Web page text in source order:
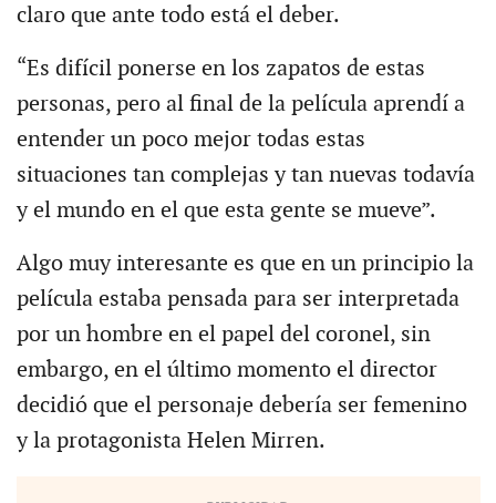
claro que ante todo está el deber.
“Es difícil ponerse en los zapatos de estas
personas, pero al final de la película aprendí a
entender un poco mejor todas estas
situaciones tan complejas y tan nuevas todavía
y el mundo en el que esta gente se mueve”.
Algo muy interesante es que en un principio la
película estaba pensada para ser interpretada
por un hombre en el papel del coronel, sin
embargo, en el último momento el director
decidió que el personaje debería ser femenino
y la protagonista Helen Mirren.